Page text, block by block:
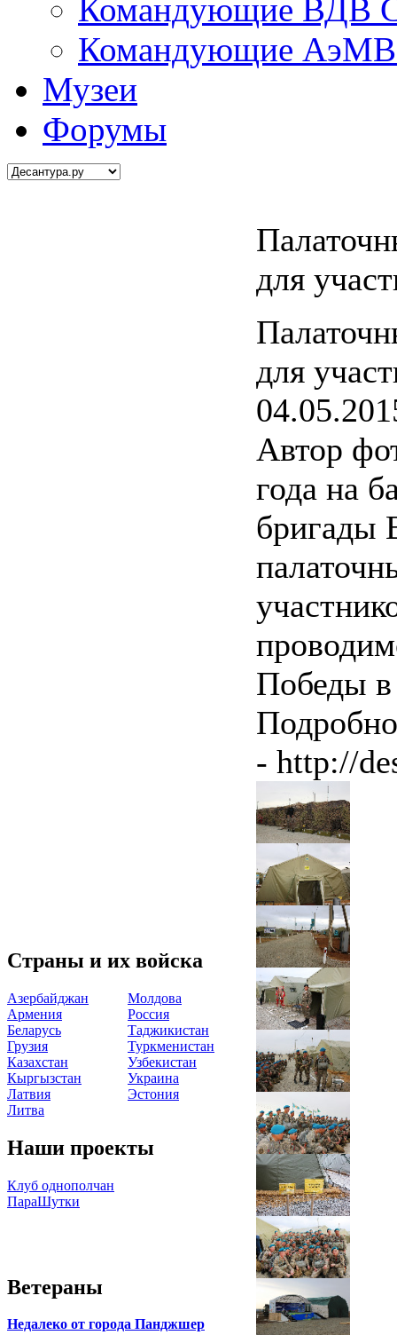
Командующие ВДВ
Командующие АэМВ
Музеи
Форумы
Страны и их войска
Азербайджан
Армения
Беларусь
Грузия
Казахстан
Кыргызстан
Латвия
Литва
Молдова
Россия
Таджикистан
Туркменистан
Узбекистан
Украина
Эстония
Наши проекты
Клуб однополчан
ПараШутки
Ветераны
Недалеко от города Панджшер
для
для
Автор
года на
бригады
Победы в
- http://